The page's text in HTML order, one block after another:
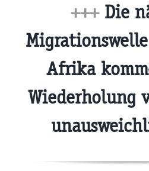
+++Die
Afrika
Wiederholung